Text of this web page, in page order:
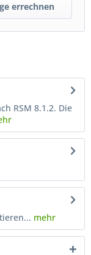
errechnen
RSM 8.1.2. Die
mehr